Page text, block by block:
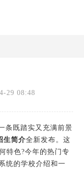
29 08:48
条既踏实又充满前景
生简介全新发布。这
特色?今年的热门专
统的学校介绍和一